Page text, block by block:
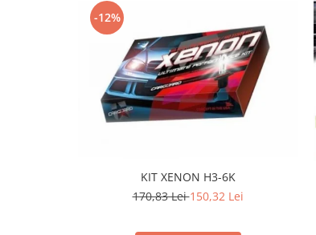
Iluminari autoutilitare
Proiectoare ceata
Semnalizari aripa
Furtun intercooler turbo
-12%
KIT XENON H3-6K
170,83 Lei150,32 Lei